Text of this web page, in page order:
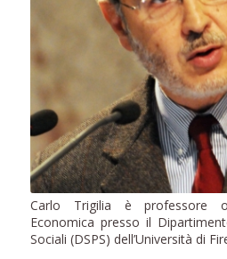
Carlo Trigilia è professore
Economica presso il
Sociali (DSPS) dell’Università di